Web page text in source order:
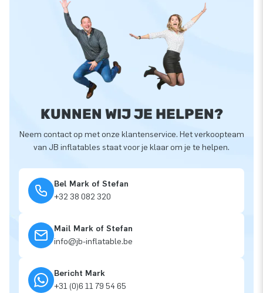
KUNNEN WIJ JE HELPEN?
Neem contact op met onze klantenservice. Het verkoopteam
van JB inflatables staat voor je klaar om je te helpen.
Bel Mark of Stefan
+32 38 082 320
Mail Mark of Stefan
info@jb-inflatable.be
Bericht Mark
+31 (0)6 11 79 54 65